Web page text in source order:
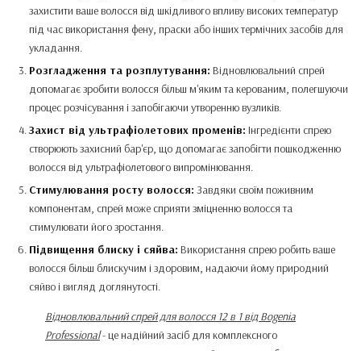
захистити ваше волосся від шкідливого впливу високих температур
під час використання фену, праски або інших термічних засобів для
укладання.
Розгладження та розплутування: Відновлювальний спрей
допомагає зробити волосся більш м'яким та керованим, полегшуючи
процес розчісування і запобігаючи утворенню вузликів.
Захист від ультрафіолетових променів: Інгредієнти спрею
створюють захисний бар'єр, що допомагає запобігти пошкодженню
волосся від ультрафіолетового випромінювання.
Стимулювання росту волосся: Завдяки своїм поживним
компонентам, спрей може сприяти зміцненню волосся та
стимулювати його зростання.
Підвищення блиску і сяйва: Використання спрею робить ваше
волосся більш блискучим і здоровим, надаючи йому природний
сяйво і вигляд доглянутості.
Відновлювальний спрей для волосся 12 в 1 від Bogenia
Professional- це надійний засіб для комплексного